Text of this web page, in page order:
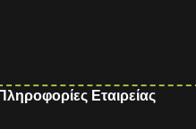
Πληροφορίες Εταιρείας